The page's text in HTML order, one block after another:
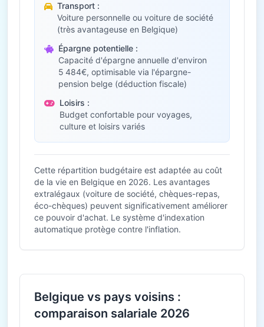
Transport :
Voiture personnelle ou voiture de société
(très avantageuse en Belgique)
Épargne potentielle :
Capacité d'épargne annuelle d'environ
5 484€, optimisable via l'épargne-
pension belge (déduction fiscale)
Loisirs :
Budget confortable pour voyages,
culture et loisirs variés
Cette répartition budgétaire est adaptée au coût
de la vie en Belgique en 2026. Les avantages
extralégaux (voiture de société, chèques-repas,
éco-chèques) peuvent significativement améliorer
ce pouvoir d'achat. Le système d'indexation
automatique protège contre l'inflation.
Belgique vs pays voisins :
comparaison salariale 2026